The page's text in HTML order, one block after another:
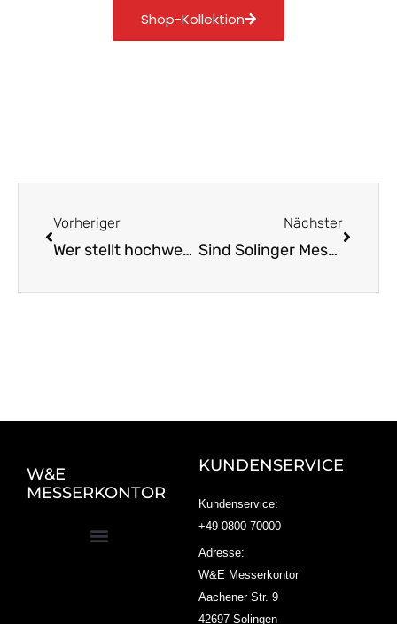
Shop-Kollektion
Vorheriger
Wer stellt hochwertige Messer her Die besten Hersteller
Nächster
Sind Solinger Messer ihr Geld wert Ein genauer Blick
W&E
MESSERKONTOR
KUNDENSERVICE
Kundenservice:
+49 0800 70000
Adresse:
W&E Messerkontor
Aachener Str. 9
42697 Solingen